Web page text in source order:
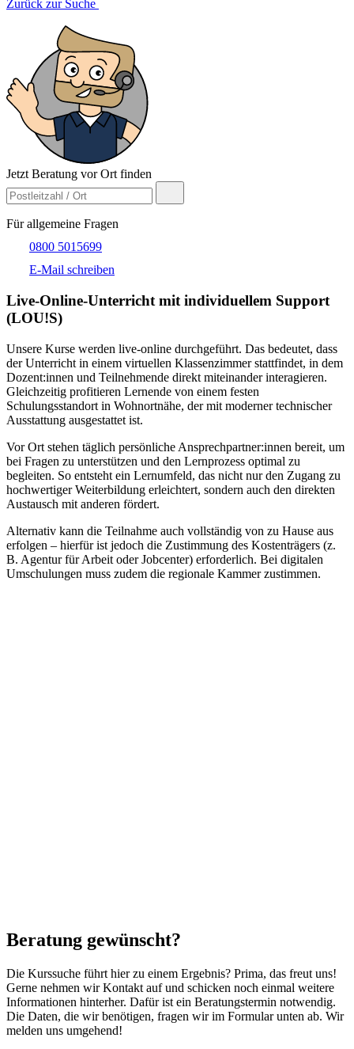
Zurück zur Suche
Jetzt Beratung vor Ort finden
Für allgemeine Fragen
0800 5015699
E-Mail schreiben
Live-​Online-Unterricht mit individuellem Support
(LOU!S)
Unsere Kurse werden live-online durchgeführt. Das bedeutet, dass
der Unterricht in einem virtuellen Klassenzimmer stattfindet, in dem
Dozent:innen und Teilnehmende direkt miteinander interagieren.
Gleichzeitig profitieren Lernende von einem festen
Schulungsstandort in Wohnortnähe, der mit moderner technischer
Ausstattung ausgestattet ist.
Vor Ort stehen täglich persönliche Ansprechpartner:innen bereit, um
bei Fragen zu unterstützen und den Lernprozess optimal zu
begleiten. So entsteht ein Lernumfeld, das nicht nur den Zugang zu
hochwertiger Weiterbildung erleichtert, sondern auch den direkten
Austausch mit anderen fördert.
Alternativ kann die Teilnahme auch vollständig von zu Hause aus
erfolgen – hierfür ist jedoch die Zustimmung des Kostenträgers (z.
B. Agentur für Arbeit oder Jobcenter) erforderlich. Bei digitalen
Umschulungen muss zudem die regionale Kammer zustimmen.
Beratung gewünscht?
Die Kurssuche führt hier zu einem Ergebnis? Prima, das freut uns!
Gerne nehmen wir Kontakt auf und schicken noch einmal weitere
Informationen hinterher. Dafür ist ein Beratungstermin notwendig.
Die Daten, die wir benötigen, fragen wir im Formular unten ab. Wir
melden uns umgehend!